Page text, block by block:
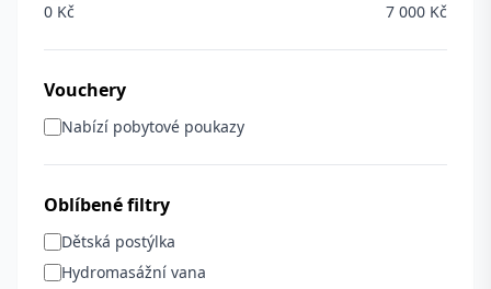
0 Kč 7 000 Kč
Vouchery
Nabízí pobytové poukazy
Oblíbené filtry
Dětská postýlka
Hydromasážní vana